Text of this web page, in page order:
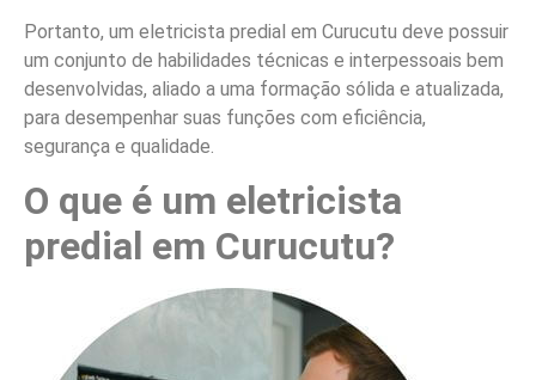
Portanto, um eletricista predial em Curucutu deve possuir
um conjunto de habilidades técnicas e interpessoais bem
desenvolvidas, aliado a uma formação sólida e atualizada,
para desempenhar suas funções com eficiência,
segurança e qualidade.
O que é um eletricista
predial em Curucutu?